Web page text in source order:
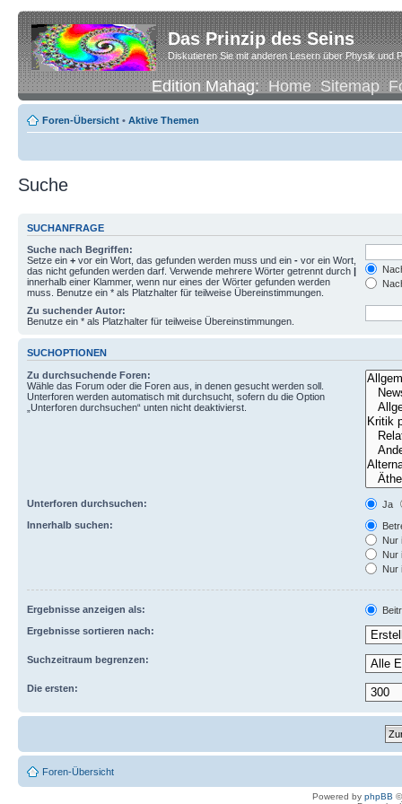
Das Prinzip des Seins
Diskutieren Sie mit anderen Lesern über Physik und
Edition Mahag:Home Sitemap
Foren-Übersicht • Aktive Themen
Suche
SUCHANFRAGE
Suche nach Begriffen:
Setze ein + vor ein Wort, das gefunden werden muss und ein - vor ein Wort,
das nicht gefunden werden darf. Verwende mehrere Wörter getrennt durch |
innerhalb einer Klammer, wenn nur eines der Wörter gefunden werden
muss. Benutze ein * als Platzhalter für teilweise Übereinstimmungen.
Zu suchender Autor:
Benutze ein * als Platzhalter für teilweise Übereinstimmungen.
SUCHOPTIONEN
Zu durchsuchende Foren:
Wähle das Forum oder die Foren aus, in denen gesucht werden soll.
Unterforen werden automatisch mit durchsucht, sofern du die Option
„Unterforen durchsuchen“ unten nicht deaktivierst.
Unterforen durchsuchen:
Ja
Innerhalb suchen:
Nur
Nur
Nur
Ergebnisse anzeigen als:
Ergebnisse sortieren nach:
Suchzeitraum begrenzen:
Die ersten:
Foren-Übersicht
Powered by phpBB